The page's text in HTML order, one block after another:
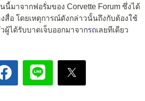
นี้มาจากฟอรั่มของ Corvette Forum ซึ่งได้
สื่อ โดยเหตุการณ์ดังกล่าวนั้นถึงกับต้องใช้
ผู้ได้รับบาดเจ็บออกมาจากรถเลยทีเดียว